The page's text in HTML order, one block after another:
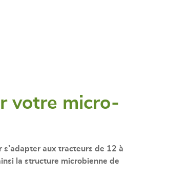
votre micro-
aux tracteurs de 12 à
la structure microbienne de